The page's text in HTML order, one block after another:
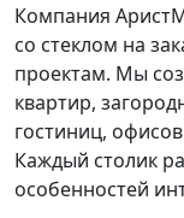
Компания
со стеклом на
проектам. Мы
квартир,
гостиниц,
Каждый столик
особенностей